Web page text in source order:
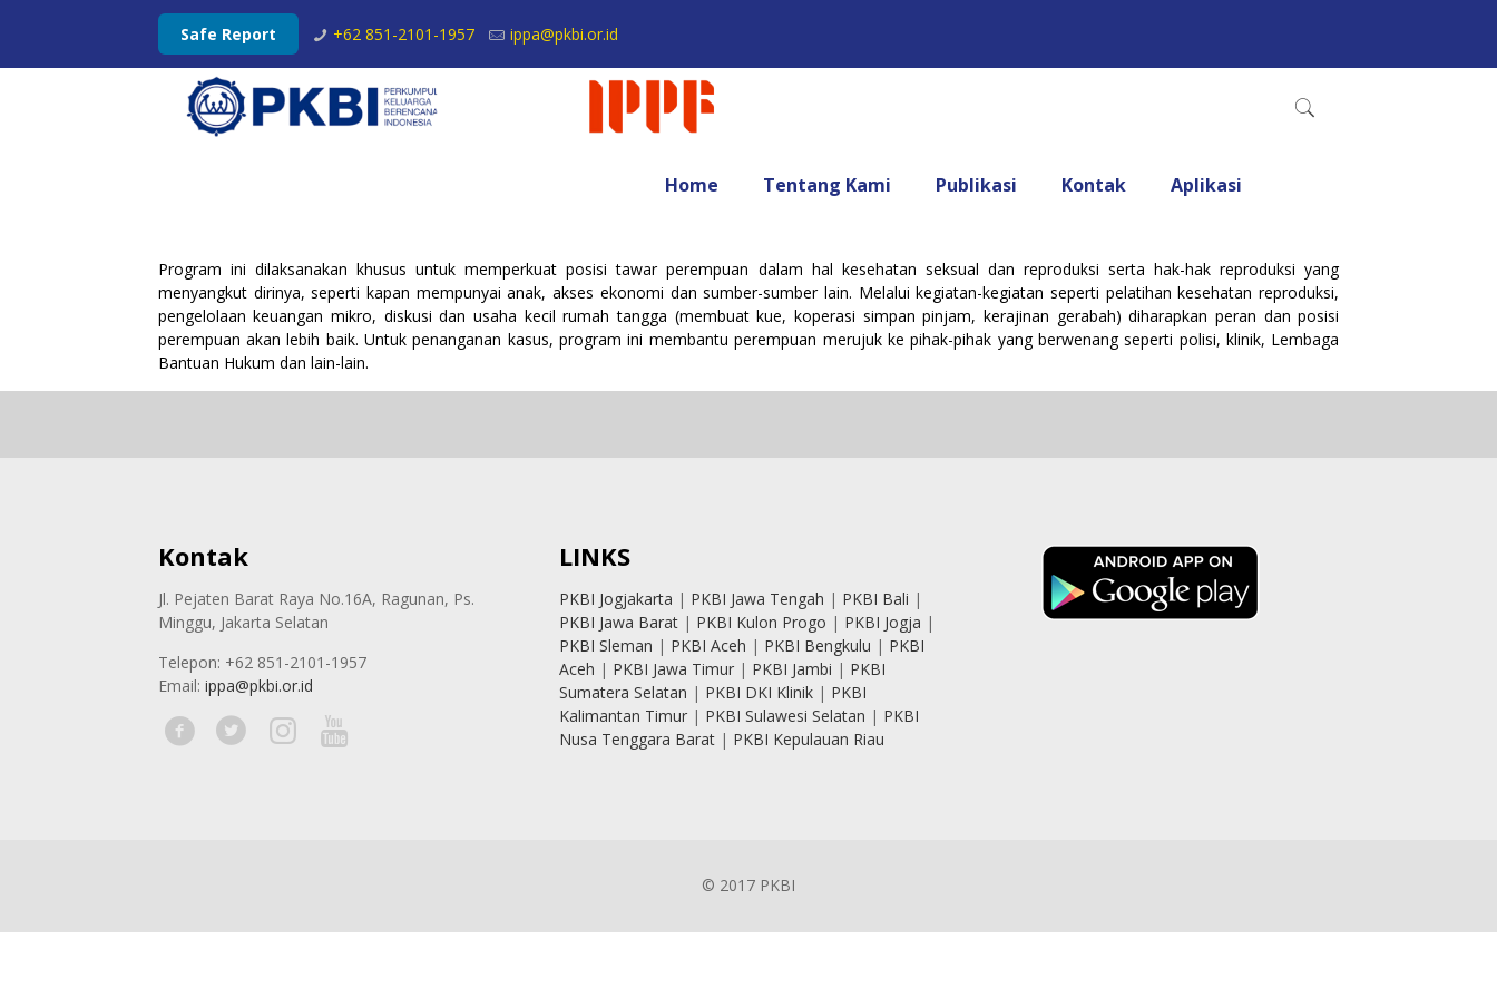
Safe Report +62 851-2101-1957 ippa@pkbi.or.id
Home Tentang Kami Publikasi Kontak Aplikasi
Program ini dilaksanakan khusus untuk memperkuat posisi tawar perempuan dalam hal kesehatan seksual dan reproduksi serta hak-hak reproduksi yang
menyangkut dirinya, seperti kapan mempunyai anak, akses ekonomi dan sumber-sumber lain. Melalui kegiatan-kegiatan seperti pelatihan kesehatan reproduksi,
pengelolaan keuangan mikro, diskusi dan usaha kecil rumah tangga (membuat kue, koperasi simpan pinjam, kerajinan gerabah) diharapkan peran dan posisi
perempuan akan lebih baik. Untuk penanganan kasus, program ini membantu perempuan merujuk ke pihak-pihak yang berwenang seperti polisi, klinik, Lembaga
Bantuan Hukum dan lain-lain.
Kontak
Jl. Pejaten Barat Raya No.16A, Ragunan, Ps.
Minggu, Jakarta Selatan
Telepon: +62 851-2101-1957
Email: ippa@pkbi.or.id
LINKS
PKBI Jogjakarta | PKBI Jawa Tengah | PKBI Bali |
PKBI Jawa Barat | PKBI Kulon Progo | PKBI Jogja |
PKBI Sleman | PKBI Aceh | PKBI Bengkulu | PKBI
Aceh | PKBI Jawa Timur | PKBI Jambi | PKBI
Sumatera Selatan | PKBI DKI Klinik | PKBI
Kalimantan Timur | PKBI Sulawesi Selatan | PKBI
Nusa Tenggara Barat | PKBI Kepulauan Riau
© 2017 PKBI